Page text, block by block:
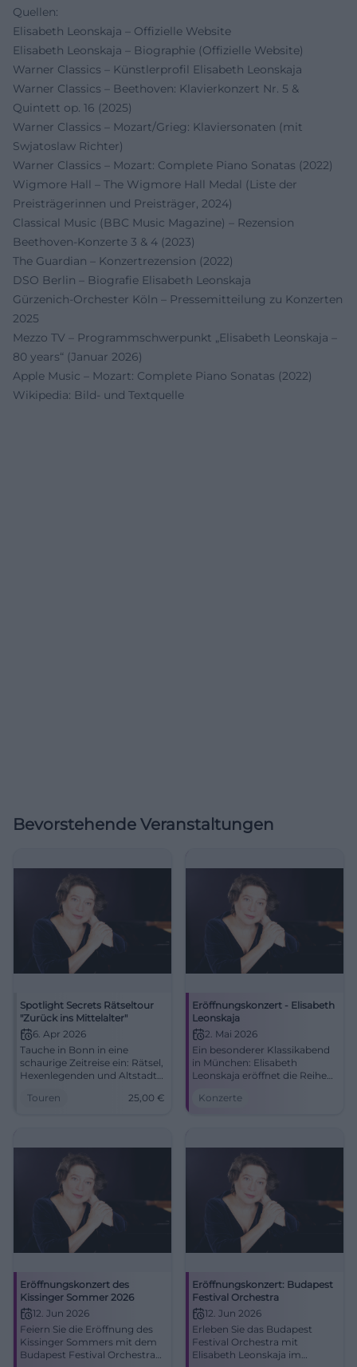
Quellen:
Elisabeth Leonskaja – Offizielle Website
Elisabeth Leonskaja – Biographie (Offizielle Website)
Warner Classics – Künstlerprofil Elisabeth Leonskaja
Warner Classics – Beethoven: Klavierkonzert Nr. 5 &
Quintett op. 16 (2025)
Warner Classics – Mozart/Grieg: Klaviersonaten (mit
Swjatoslaw Richter)
Warner Classics – Mozart: Complete Piano Sonatas (2022)
Wigmore Hall – The Wigmore Hall Medal (Liste der
Preisträgerinnen und Preisträger, 2024)
Classical Music (BBC Music Magazine) – Rezension
Beethoven-Konzerte 3 & 4 (2023)
The Guardian – Konzertrezension (2022)
DSO Berlin – Biografie Elisabeth Leonskaja
Gürzenich-Orchester Köln – Pressemitteilung zu Konzerten
2025
Mezzo TV – Programmschwerpunkt „Elisabeth Leonskaja –
80 years“ (Januar 2026)
Apple Music – Mozart: Complete Piano Sonatas (2022)
Wikipedia: Bild- und Textquelle
Bevorstehende Veranstaltungen
Spotlight Secrets Rätseltour
"Zurück ins Mittelalter"
6. Apr 2026
Tauche in Bonn in eine
schaurige Zeitreise ein: Rätsel,
Hexenlegenden und Altstadt-
6.4.2026 für 25 € pro Gruppe.
Touren 25,00 €
Eröffnungskonzert - Elisabeth
Leonskaja
2. Mai 2026
Ein besonderer Klassikabend
in München: Elisabeth
Leonskaja eröffnet die Reihe
mit großer Spannung.
Konzerte
Eröffnungskonzert des
Kissinger Sommer 2026
12. Jun 2026
Feiern Sie die Eröffnung des
Kissinger Sommers mit dem
Budapest Festival Orchestra
Eröffnungskonzert: Budapest
Festival Orchestra
12. Jun 2026
Erleben Sie das Budapest
Festival Orchestra mit
Elisabeth Leonskaja im